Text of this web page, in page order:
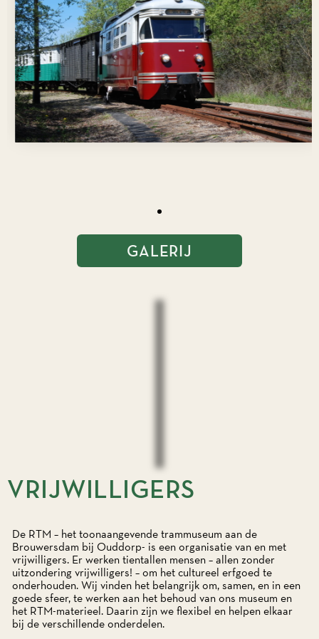
GALERIJ
VRIJWILLIGERS
De RTM – het toonaangevende trammuseum aan de
Brouwersdam bij Ouddorp- is een organisatie van en met
vrijwilligers. Er werken tientallen mensen – allen zonder
uitzondering vrijwilligers! – om het cultureel erfgoed te
onderhouden. Wij vinden het belangrijk om, samen, en in een
goede sfeer, te werken aan het behoud van ons museum en
het RTM-materieel. Daarin zijn we flexibel en helpen elkaar
bij de verschillende onderdelen.